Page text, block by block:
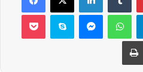
Pocket Skype